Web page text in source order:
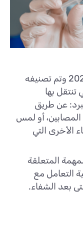
اقتحم فيروس كورونا حياتنا في عام 2020 وتم تصنيفه
تنتقل بها
عن طريق
أو لمس
الأخرى التي
المتعلقة
التعامل مع
بعد الشفاء.